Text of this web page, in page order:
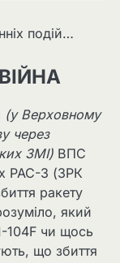
подій…
(у Верховному
через
ЗМІ) ВПС
PAC-3 (ЗРК
ракету
який
104F чи щось
що збиття